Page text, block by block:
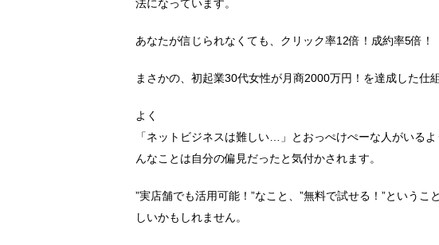
法になっています。
あなたが信じられなくても、クリック率12倍！成約率5倍！
まさかの、初起業30代女性が月商2000万円！を達成した仕組
よく
「ネットビジネスは難しい…」とおっぺけぺーな人がいる
んなことは自分の偏見だったと気付かされます。
”実店舗でも活用可能！”なこと、”無料で試せる！”という
しいかもしれません。